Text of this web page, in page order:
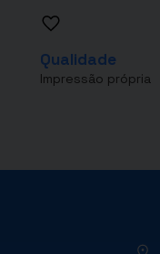
Qualidade
Impressão própria